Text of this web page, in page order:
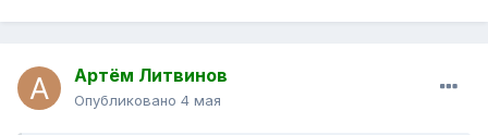
Артём Литвинов
Опубликовано 4 мая